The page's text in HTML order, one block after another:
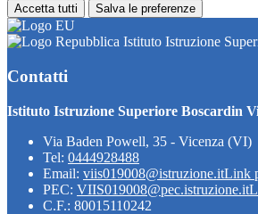
Accetta tutti Salva le preferenze
Istituto Istruzione
Contatti
Istituto Istruzione Superiore Boscardin
Via Baden Powell, 35 - Vicenza (VI)
Tel: 0444928488
Email: viis019008@istruzione.itLink
PEC: VIIS019008@pec.istruzione.it
C.F.: 80015110242